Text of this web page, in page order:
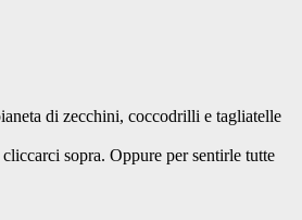
di zecchini, coccodrilli e tagliatelle
sopra. Oppure per sentirle tutte